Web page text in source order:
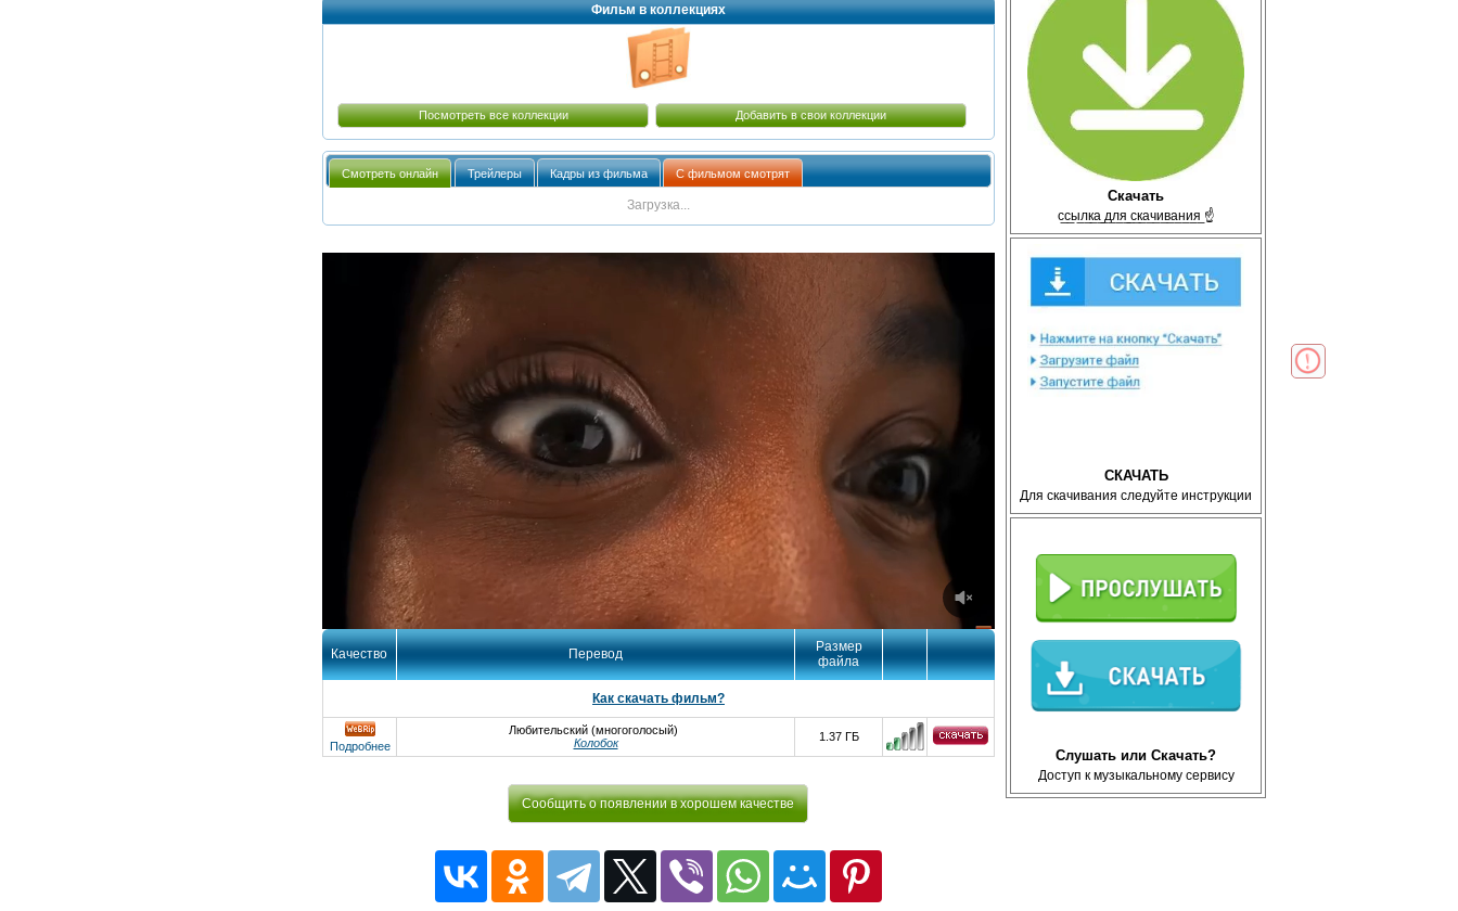
Скачать
с̲с̲ы̲л̲к̲а̲ ̲д̲л̲я̲ ̲с̲к̲а̲ч̲и̲в̲а̲н̲и̲я̲ ☝
СКАЧАТЬ
Для скачивания следуйте инструкции
Слушать или Скачать?
Доступ к музыкальному сервису
Фильм в коллекциях
Посмотреть все коллекции Добавить в свои коллекции
Смотреть онлайн Трейлеры Кадры из фильма С фильмом смотрят
Загрузка...
Качество Перевод
Размер
файла
Как скачать фильм?
Подробнее
Любительский (многоголосый)
Колобок
1.37 ГБ
Сообщить о появлении в хорошем качестве